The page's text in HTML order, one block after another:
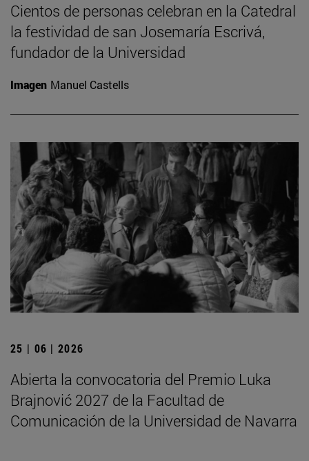
Cientos de personas celebran en la Catedral
la festividad de san Josemaría Escrivá,
fundador de la Universidad
Imagen Manuel Castells
25 | 06 | 2026
Abierta la convocatoria del Premio Luka
Brajnović 2027 de la Facultad de
Comunicación de la Universidad de Navarra